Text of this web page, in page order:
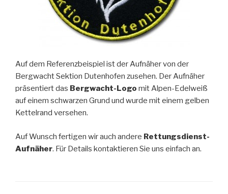
Auf dem Referenzbeispiel ist der Aufnäher von der
Bergwacht Sektion Dutenhofen zusehen. Der Aufnäher
präsentiert das Bergwacht-Logo mit Alpen-Edelweiß
auf einem schwarzen Grund und wurde mit einem gelben
Kettelrand versehen.
Auf Wunsch fertigen wir auch andere Rettungsdienst-
Aufnäher. Für Details kontaktieren Sie uns einfach an.